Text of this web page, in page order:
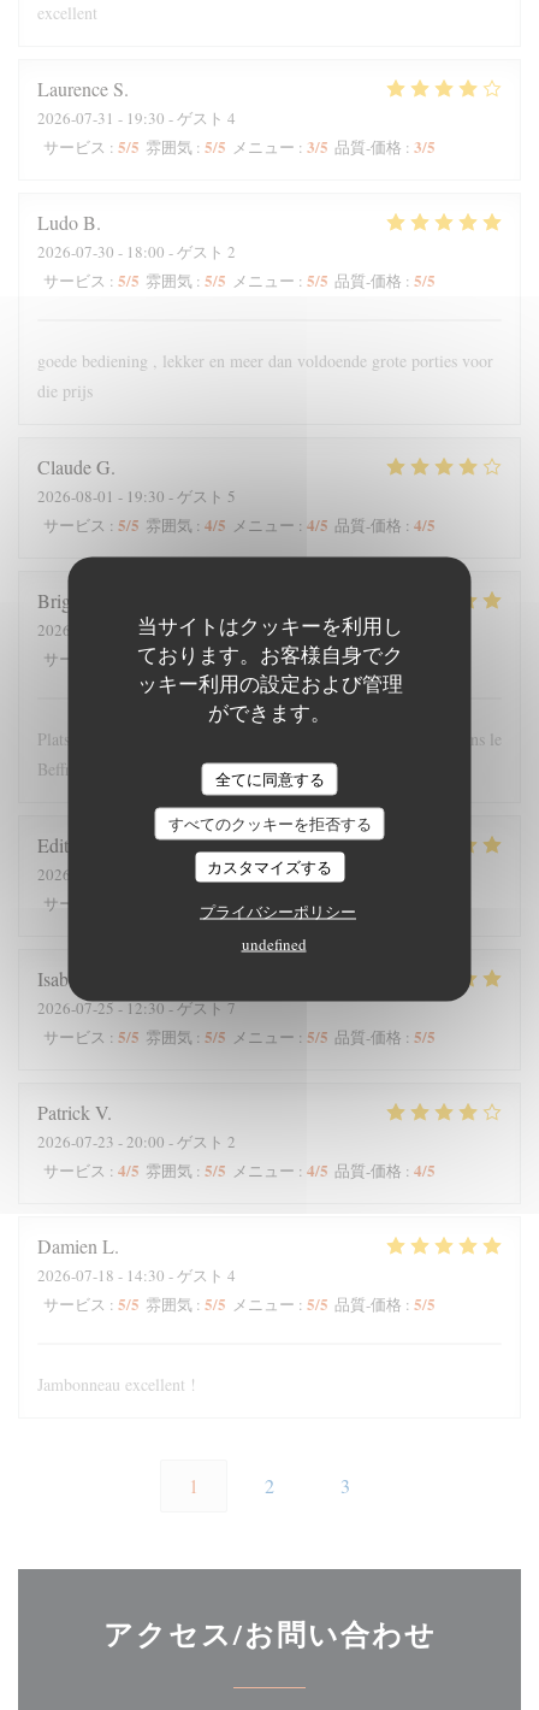
当サイトはクッキーを利用し
ております。お客様自身でク
ッキー利用の設定および管理
ができます。
全てに同意する
すべてのクッキーを拒否する
カスタマイズする
プライバシーポリシー
undefined
excellent
Laurence S
2026-07-31 - 19:30 - ゲスト 4
サービス : 5/5 雰囲気 : 5/5 メニュー : 3/5 品質-価格 : 3/5
LudoB
2026-07-30 - 18:00 - ゲスト 2
サービス : 5/5 雰囲気 : 5/5 メニュー : 5/5 品質-価格 : 5/5
goede bediening , lekker en meer dan voldoende grote porties voor
die prijs
ClaudeG
2026-08-01 - 19:30 - ゲスト 5
サービス : 5/5 雰囲気 : 4/5 メニュー : 4/5 品質-価格 : 4/5
Brigitte
2026-07-28
- 12:00 - ゲスト 4
サービス
/5 雰囲気: 5/5 メニュー:5/5 品質-価格
Plats copieux et personnel très sympathique. Nous recommandons le
Beffroi !
Edith
2026-07-26
- 19:00 - ゲスト 8
サービス
4/5 メニュー : 5/5
Isabelle
2026-07-25- 12:30 - ゲスト 7
サービス : 5/5 雰囲気 : 5/5 メニュー : 5/5 品質-価格 : 5/5
Patrick V
2026-07-23 - 20:00 - ゲスト 2
サービス : 4/5 雰囲気 : 5/5 メニュー : 4/5 品質-価格 : 4/5
Damien L
2026-07-18 - 14:30 - ゲスト 4
サービス : 5/5 雰囲気 : 5/5 メニュー : 5/5 品質-価格 : 5/5
Jambonneau excellent !
1 2 3
アクセス/お問い合わせ